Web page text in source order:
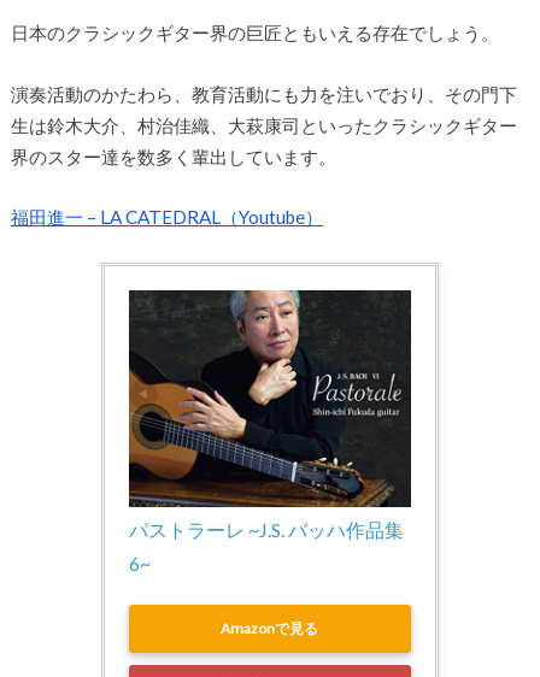
日本のクラシックギター界の巨匠ともいえる存在でしょう。
演奏活動のかたわら、教育活動にも力を注いでおり、その門下
生は鈴木大介、村治佳織、大萩康司といったクラシックギター
界のスター達を数多く輩出しています。
福田進一 – LA CATEDRAL（Youtube）
パストラーレ ~J.S. バッハ作品集
6~
Amazonで見る